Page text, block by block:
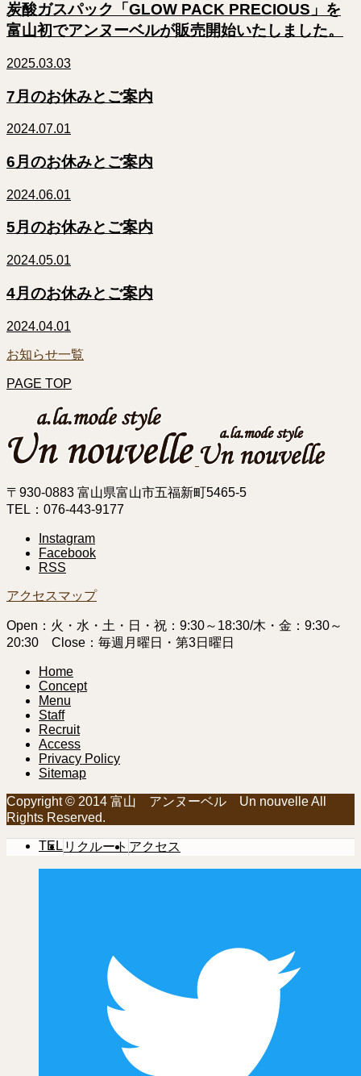
炭酸ガスパック「GLOW PACK PRECIOUS」を
富山初でアンヌーベルが販売開始いたしました。
2025.03.03
7月のお休みとご案内
2024.07.01
6月のお休みとご案内
2024.06.01
5月のお休みとご案内
2024.05.01
4月のお休みとご案内
2024.04.01
お知らせ一覧
PAGE TOP
〒930-0883 富山県富山市五福新町5465-5
TEL：076-443-9177
Instagram
Facebook
RSS
アクセスマップ
Open：火・水・土・日・祝：9:30～18:30/木・金：9:30～
20:30 Close：毎週月曜日・第3日曜日
Home
Concept
Menu
Staff
Recruit
Access
Privacy Policy
Sitemap
Copyright © 2014 富山 アンヌーベル Un nouvelle All
Rights Reserved.
TEL リクルート アクセス